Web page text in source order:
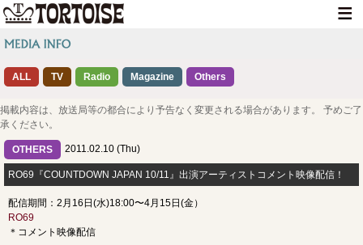
NEWS
LIVE INFO
GOODS
DISCOGRAPHY
ALL TV Radio Magazine Others
掲載内容は、放送局等の都合により予告なく変更される場合があります。 予めご了
承ください。
OTHERS 2011.02.10 (Thu)
RO69『COUNTDOWN JAPAN 10/11』出演アーティストコメント映像配信！
配信期間：2月16日(水)18:00〜4月15日(金）
RO69
＊コメント映像配信